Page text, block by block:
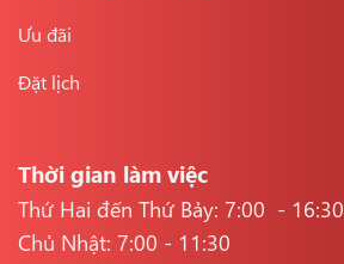
Ưu đãi
Đặt lịch
Thời gian làm việc
Thứ Hai đến Thứ Bảy: 7:00 - 16:30
Chủ Nhật: 7:00 - 11:30